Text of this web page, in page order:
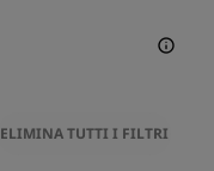
ELIMINA TUTTI I FILTRI